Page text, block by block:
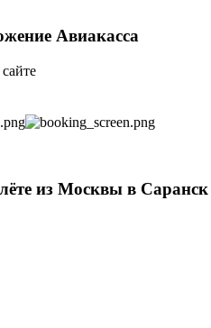
Авиакасса
из Москвы в